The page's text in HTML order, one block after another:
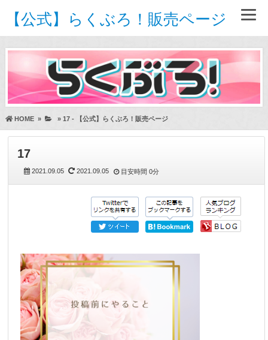
【公式】らくぶろ！販売ページ
HOME» » 17 - 【公式】らくぶろ！販売ページ
17
2021.09.05 2021.09.05 目安時間 0分